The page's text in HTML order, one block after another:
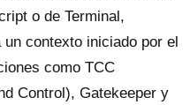
o de Terminal,
contexto iniciado por el
como TCC
Control), Gatekeeper y